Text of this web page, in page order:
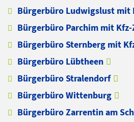
Bürgerbüro Ludwigslust mit
Bürgerbüro Parchim mit
Bürgerbüro Sternberg mit
Bürgerbüro Lübtheen
Bürgerbüro Stralendorf
Bürgerbüro Wittenburg
Bürgerbüro Zarrentin am